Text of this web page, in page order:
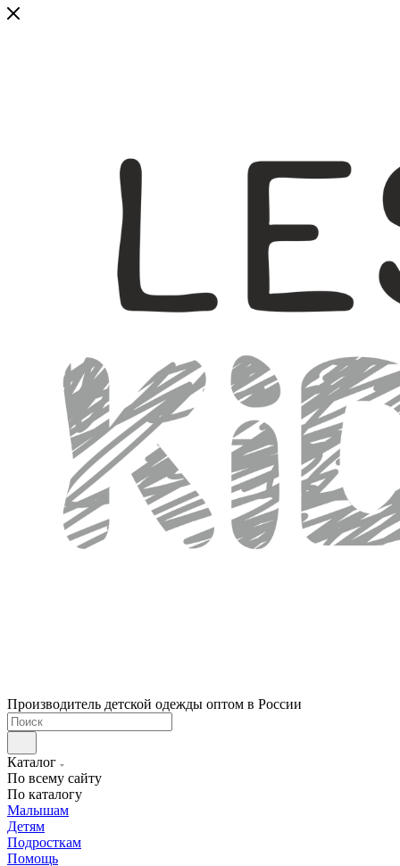
Производитель детской одежды оптом в России
Каталог
По всему сайту
По каталогу
Малышам
Детям
Подросткам
Помощь